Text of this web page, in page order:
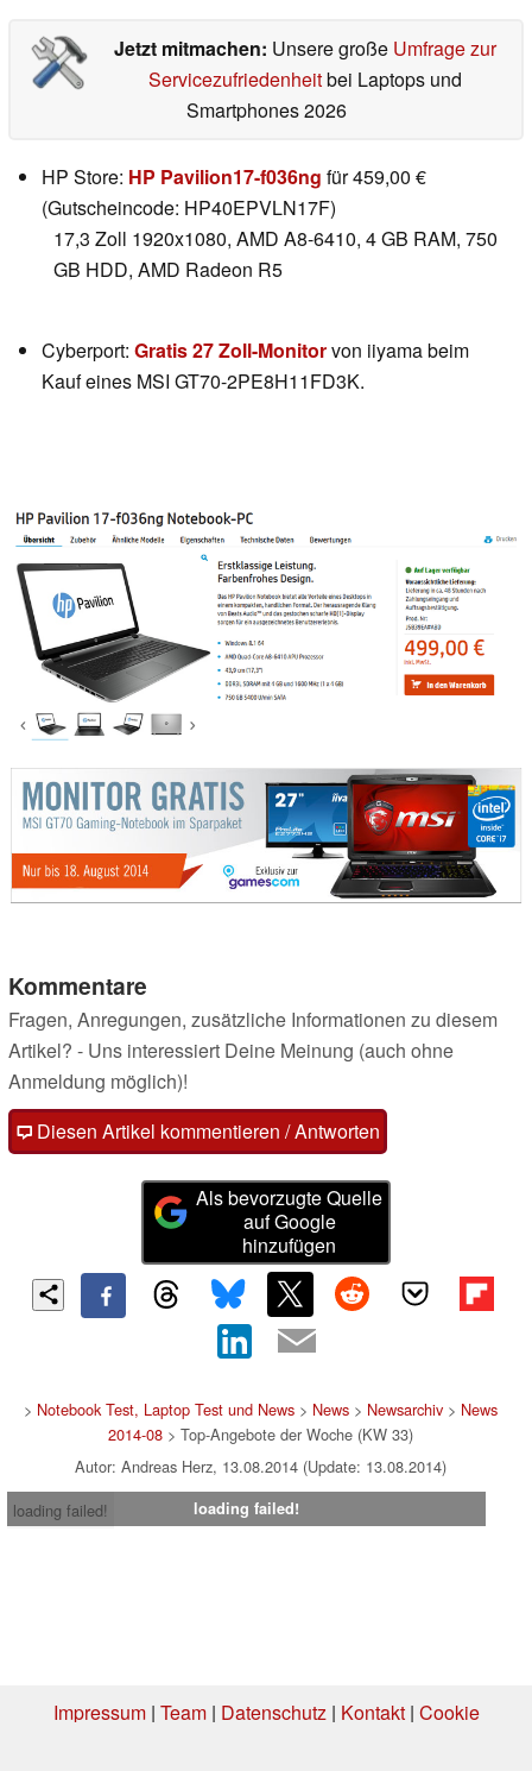
Jetzt mitmachen: Unsere große Umfrage zur
Servicezufriedenheitbei Laptops und
Smartphones 2026
HP Store: HP Pavilion17-f036ng für 459,00 €
(Gutscheincode: HP40EPVLN17F)
17,3 Zoll 1920x1080, AMD A8-6410, 4 GB RAM, 750
GB HDD, AMD Radeon R5
Cyberport: Gratis 27 Zoll-Monitorvon iiyama beim
Kauf eines MSI GT70-2PE8H11FD3K.
Kommentare
Fragen, Anregungen, zusätzliche Informationen zu diesem
Artikel? - Uns interessiert Deine Meinung (auch ohne
Anmeldung möglich)!
Diesen Artikel kommentieren / Antworten
Als bevorzugte Quelle
auf Google
hinzufügen
> Notebook Test, Laptop Test und News> News> Newsarchiv> News
2014-08> Top-Angebote der Woche (KW 33)
Autor: Andreas Herz, 13.08.2014 (Update: 13.08.2014)
loading failed!
loading failed!
Impressum| Team| Datenschutz| Kontakt| Cookie